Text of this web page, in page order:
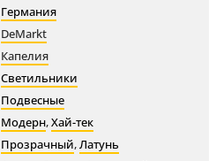
Германия
DeMarkt
Капелия
Светильники
Подвесные
Модерн,Хай-тек
Прозрачный,Латунь